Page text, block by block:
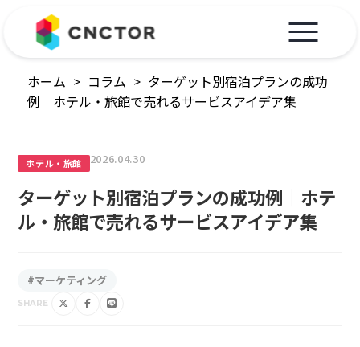
ホーム > コラム > ターゲット別宿泊プランの成功
例｜ホテル・旅館で売れるサービスアイデア集
ホテル・旅館 2026.04.30
ターゲット別宿泊プランの成功例｜ホテ
ル・旅館で売れるサービスアイデア集
#マーケティング
SHARE